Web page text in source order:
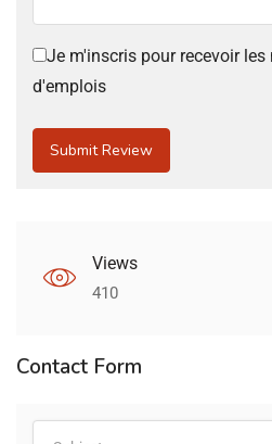
Je m'inscris pour recevoir
d'emplois
Views
410
Contact Form